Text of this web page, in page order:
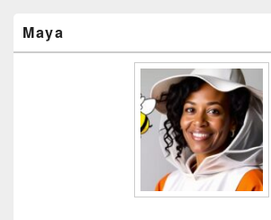
principale
de
Maya